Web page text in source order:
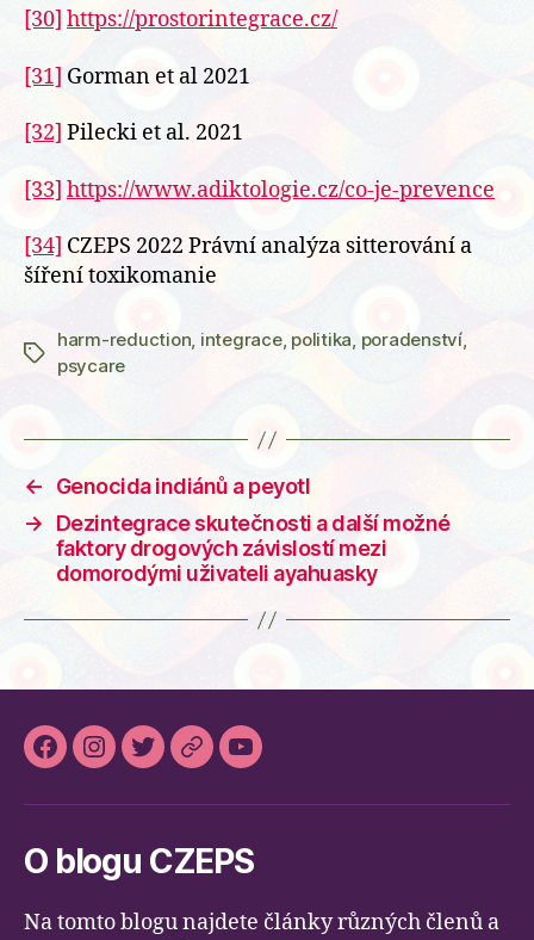
[30] https://prostorintegrace.cz/
[31] Gorman et al 2021
[32] Pilecki et al. 2021
[33] https://www.adiktologie.cz/co-je-prevence
[34] CZEPS 2022 Právní analýza sitterování a
šíření toxikomanie
Štítky
harm-reduction, integrace, politika, poradenství,
psycare
←
Genocida indiánů a peyotl
→
Dezintegrace skutečnosti a další možné
faktory drogových závislostí mezi
domorodými uživateli ayahuasky
FacebookInstagram
TwitterSlidesliveYoutube
O blogu CZEPS
Na tomto blogu najdete články různých členů a